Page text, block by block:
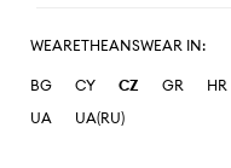
WEARETHEANSWEAR IN:
BG CY CZ GR HR
UA
UA(RU)